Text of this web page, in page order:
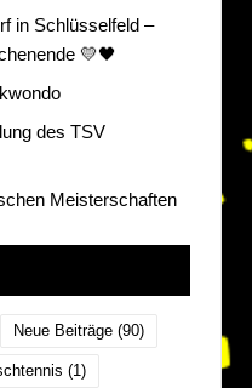
in Schlüsselfeld –
💛🖤
des TSV
Meisterschaften
Neue Beiträge (90)
(1)